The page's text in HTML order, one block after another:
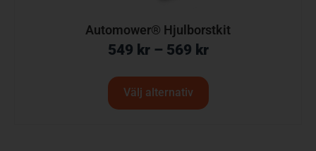
Automower® Hjulborstkit
549 kr – 569 kr
Välj alternativ